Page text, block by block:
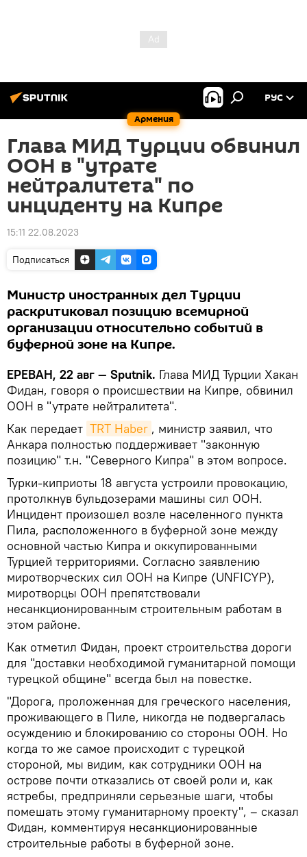
Армения
РУС
Глава МИД Турции обвинил
ООН в "утрате
нейтралитета" по
инциденту на Кипре
15:11 22.08.2023
Подписаться
Министр иностранных дел Турции
раскритиковал позицию всемирной
организации относительно событий в
буферной зоне на Кипре.
ЕРЕВАН, 22 авг — Sputnik. Глава МИД Турции Хакан
Фидан, говоря о происшествии на Кипре, обвинил
ООН в "утрате нейтралитета".
Как передает TRT Haber , министр заявил, что
Анкара полностью поддерживает "законную
позицию" т.н. "Северного Кипра" в этом вопросе.
Турки-киприоты 18 августа устроили провокацию,
протолкнув бульдозерами машины сил ООН.
Инцидент произошел возле населенного пункта
Пила, расположенного в буферной зоне между
основной частью Кипра и оккупированными
Турцией территориями. Согласно заявлению
миротворческих сил ООН на Кипре (UNFICYP),
миротворцы ООН препятствовали
несанкционированным строительным работам в
этом районе.
Как отметил Фидан, проект строительства дороги
для "доставки необходимой гуманитарной помощи
турецкой общине" всегда был на повестке.
"Дорога, проложенная для греческого населения,
проживающего в Пиле, никогда не подвергалась
осуждению и блокированию со стороны ООН. Но
когда то же самое происходит с турецкой
стороной, мы видим, как сотрудники ООН на
острове почти отказались от своей роли и, как
ястребы, предприняли серьезные шаги, чтобы
помешать этому гуманитарному проекту", – сказал
Фидан, комментируя несанкционированные
строительные работы в буферной зоне.